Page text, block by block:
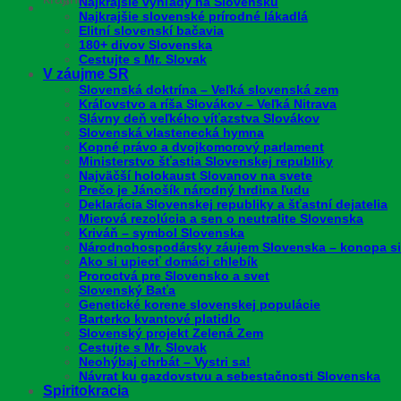
Najkrajšie slovenské prírodné lákadlá
Elitní slovenskí bačavia
180+ divov Slovenska
Cestujte s Mr. Slovak
V záujme SR
Slovenská doktrína – Veľká slovenská zem
Kráľovstvo a ríša Slovákov – Veľká Nitrava
Slávny deň veľkého víťazstva Slovákov
Slovenská vlastenecká hymna
Kopné právo a dvojkomorový parlament
Ministerstvo šťastia Slovenskej republiky
Najväčší holokaust Slovanov na svete
Prečo je Jánošík národný hrdina ľudu
Deklarácia Slovenskej republiky a šťastní dejatelia
Mierová rezolúcia a sen o neutralite Slovenska
Kriváň – symbol Slovenska
Národnohospodársky záujem Slovenska – konopa
Ako si upiecť domáci chlebík
Proroctvá pre Slovensko a svet
Slovenský Baťa
Genetické korene slovenskej populácie
Barterko kvantové platidlo
Slovenský projekt Zelená Zem
Cestujte s Mr. Slovak
Neohýbaj chrbát – Vystri sa!
Návrat ku gazdovstvu a sebestačnosti Slovenska
Spiritokracia